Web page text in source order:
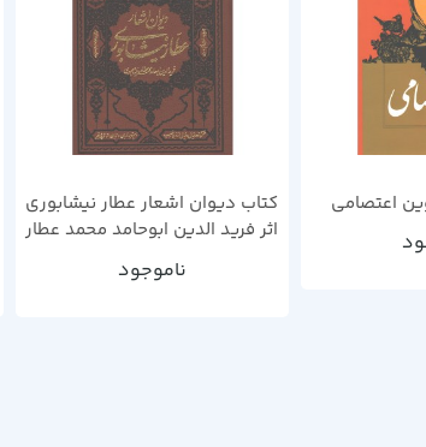
اعتصامی
کتاب دیوان اشعار عطار نیشابوری
اثر فرید الدین ابوحامد محمد عطار
نیشابوری
ناموجود